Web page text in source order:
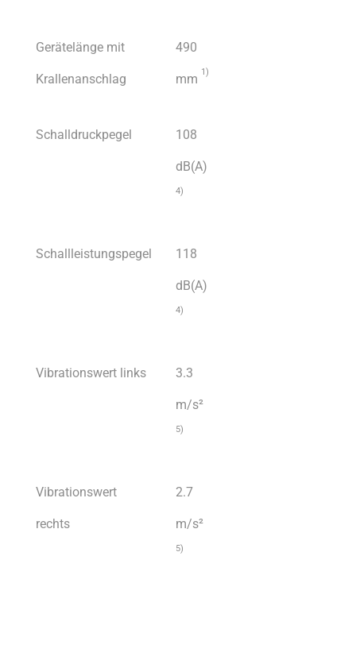
Gerätelänge mit
Krallenanschlag
490
mm 1)
Schalldruckpegel 108
dB(A)
4)
Schallleistungspegel 118
dB(A)
4)
Vibrationswert links 3.3
m/s²
5)
Vibrationswert
rechts
2.7
m/s²
5)